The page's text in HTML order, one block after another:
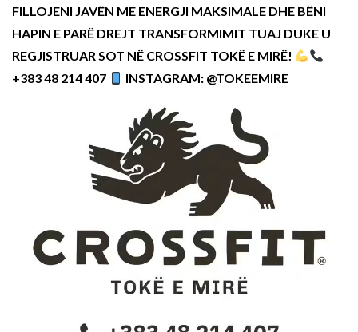
FILLOJENI JAVËN ME ENERGJI MAKSIMALE DHE BËNI
HAPIN E PARË DREJT TRANSFORMIMIT TUAJ DUKE U
REGJISTRUAR SOT NË CROSSFIT TOKË E MIRË!
+383 48 214 407
INSTAGRAM: @TOKEEMIRE